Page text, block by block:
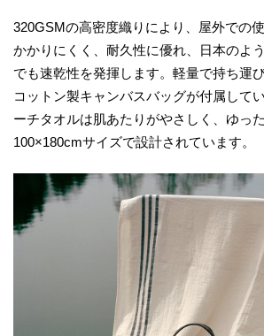
320GSMの高密度織りにより、屋外での
かかりにくく、耐久性に優れ、日本のよ
でも速乾性を発揮します。軽量で持ち運
コットン製キャンバスバッグが付属して
ーチタオルは肌あたりがやさしく、ゆっ
100×180cmサイズで設計されています。